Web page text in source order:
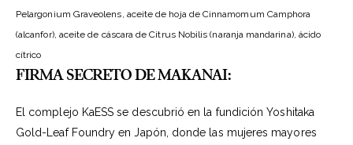
Pelargonium Graveolens, aceite de hoja de Cinnamomum Camphora
(alcanfor), aceite de cáscara de Citrus Nobilis (naranja mandarina), ácido
cítrico
FIRMA SECRETO DE MAKANAI:
El complejo KaESS se descubrió en la fundición Yoshitaka
Gold-Leaf Foundry en Japón, donde las mujeres mayores